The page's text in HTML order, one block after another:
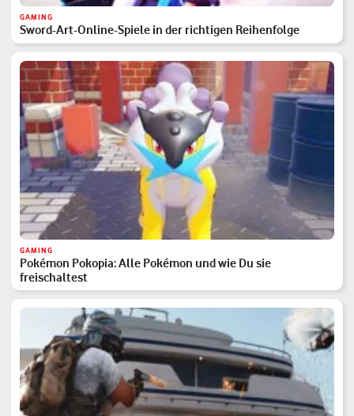
GAMING
Sword-Art-Online-Spiele in der richtigen Reihenfolge
GAMING
Pokémon Pokopia: Alle Pokémon und wie Du sie
freischaltest